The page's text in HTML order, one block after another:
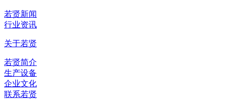
若贤新闻
行业资讯
关于若贤
若贤简介
生产设备
企业文化
联系若贤